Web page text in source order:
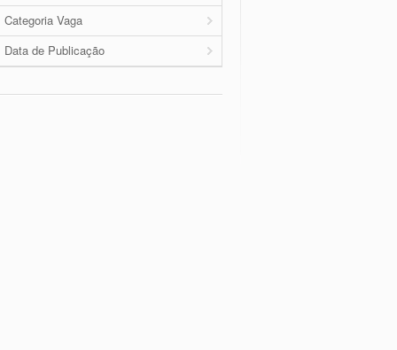
Categoria Vaga
Data de Publicação